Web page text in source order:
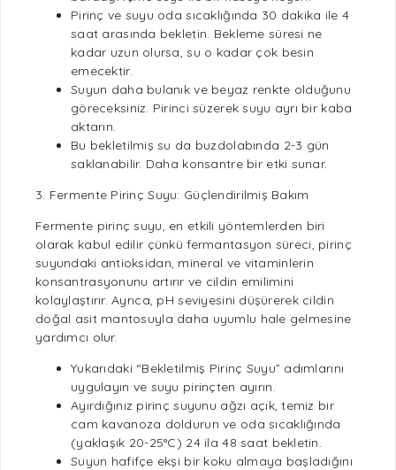
Pirinç ve suyu oda sıcaklığında 30 dakika ile 4
saat arasında bekletin. Bekleme süresi ne
kadar uzun olursa, su o kadar çok besin
emecektir.
Suyun daha bulanık ve beyaz renkte olduğunu
göreceksiniz. Pirinci süzerek suyu ayrı bir kaba
aktarın.
Bu bekletilmiş su da buzdolabında 2-3 gün
saklanabilir. Daha konsantre bir etki sunar.
3. Fermente Pirinç Suyu: Güçlendirilmiş Bakım
Fermente pirinç suyu, en etkili yöntemlerden biri
olarak kabul edilir çünküfermantasyon süreci, pirinç
suyundaki antioksidan, mineral ve vitaminlerin
konsantrasyonunu artırır ve cildin emilimini
kolaylaştırır. Ayrıca, pH seviyesini düşürerek cildin
doğal asit mantosuyla daha uyumlu hale gelmesine
yardımcı olur.
Yukarıdaki “Bekletilmiş Pirinç Suyu” adımlarını
uygulayın ve suyu pirinçten ayırın.
Ayırdığınız pirinç suyunu ağzı açık, temiz bir
cam kavanoza doldurun ve oda sıcaklığında
(yaklaşık 20-25°C) 24 ila 48 saat bekletin.
Suyun hafifçe ekşi bir koku almaya başladığını